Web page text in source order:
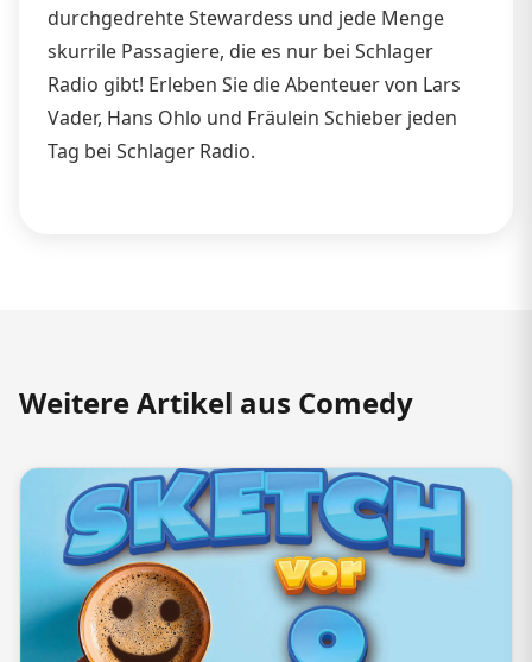
durchgedrehte Stewardess und jede Menge
skurrile Passagiere, die es nur bei Schlager
Radio gibt! Erleben Sie die Abenteuer von Lars
Vader, Hans Ohlo und Fräulein Schieber jeden
Tag bei Schlager Radio.
Weitere Artikel aus Comedy